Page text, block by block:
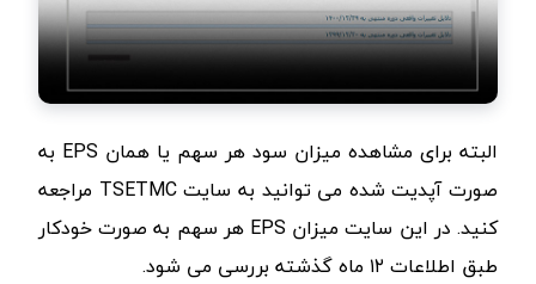
البته برای مشاهده میزان سود هر سهم یا همان EPS ‌ به
صورت آپدیت شده می توانید به سایتTSETMC مراجعه
کنید. در این سایت میزان EPS هر سهم به صورت خودکار
طبق اطلاعات ۱۲ ماه گذشته بررسی می شود.